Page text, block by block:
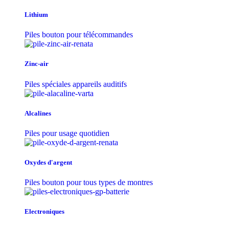
Lithium
Piles bouton pour télécommandes
Zinc-air
Piles spéciales appareils auditifs
Alcalines
Piles pour usage quotidien
Oxydes d'argent
Piles bouton pour tous types de montres
Electroniques